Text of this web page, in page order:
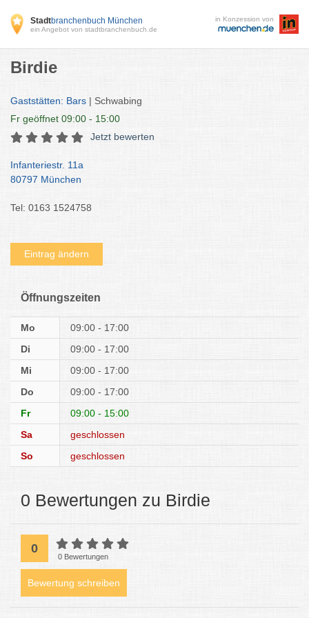
Stadtbranchenbuch München
ein Angebot von stadtbranchenbuch.de
in Konzession von
Birdie
Gaststätten: Bars | Schwabing
Fr geöffnet 09:00 - 15:00
Jetzt bewerten
Infanteriestr. 11a
80797 München
Tel: 0163 1524758
Eintrag ändern
Öffnungszeiten
Mo
09:00 - 17:00
Di
09:00 - 17:00
Mi
09:00 - 17:00
Do
09:00 - 17:00
Fr
09:00 - 15:00
Sa
geschlossen
So
geschlossen
0 Bewertungen zu Birdie
0
0 Bewertungen
Bewertung schreiben